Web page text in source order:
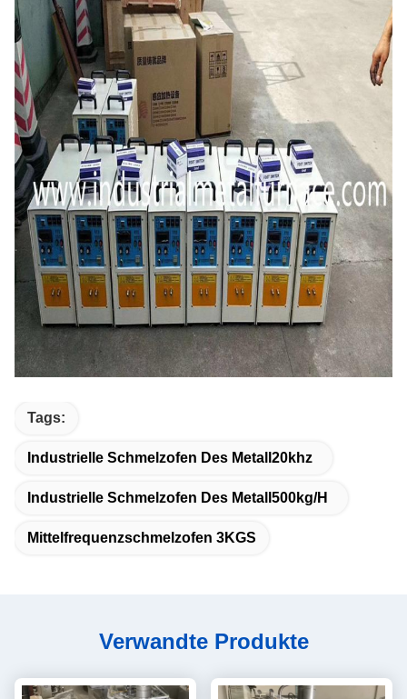
Tags:
Industrielle Schmelzofen Des Metall20khz
Industrielle Schmelzofen Des Metall500kg/h
Mittelfrequenzschmelzofen 3KGS
Verwandte Produkte